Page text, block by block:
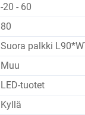
-20 - 60
80
Suora palkki
Muu
LED-tuotet
Kyllä